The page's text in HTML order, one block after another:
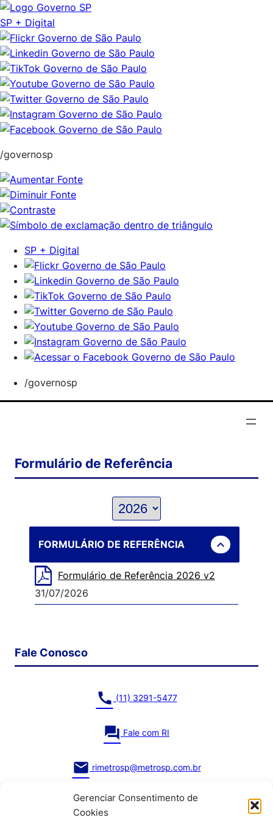
Gerenciar Consentimento de
Cookies
Pular
para
o
conteúdo
SP + Digital
/governosp
SP + Digital
/governosp
Formulário de Referência
FORMULÁRIO DE REFERÊNCIA expand_less
Formulário de Referência 2026 v2
31/07/2026
Fale Conosco
call (11) 3291-5477
question_answer Fale com RI
mail rimetrosp@metrosp.com.br